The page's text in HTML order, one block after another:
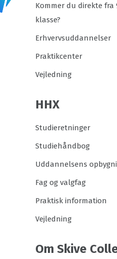
Kommer du direkte fra
klasse?
Erhvervsuddannelser
Praktikcenter
Vejledning
HHX
Studieretninger
Studiehåndbog
Uddannelsens
Fag og valgfag
Praktisk information
Vejledning
Om Skive